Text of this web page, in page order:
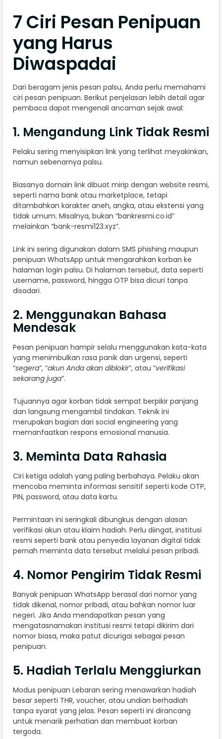
7 Ciri Pesan Penipuan
yang Harus
Diwaspadai
Dari beragam jenis pesan palsu, Anda perlu memahami
ciri pesan penipuan. Berikut penjelasan lebih detail agar
pembaca dapat mengenali ancaman sejak awal:
1. Mengandung Link Tidak Resmi
Pelaku sering menyisipkan link yang terlihat meyakinkan,
namun sebenarnya palsu.
Biasanya domain link dibuat mirip dengan website resmi,
seperti nama bank atau marketplace, tetapi
ditambahkan karakter aneh, angka, atau ekstensi yang
tidak umum. Misalnya, bukan “bankresmi.co.id”
melainkan “bank-resmi123.xyz”.
Link ini sering digunakan dalam SMS phishing maupun
penipuan WhatsApp untuk mengarahkan korban ke
halaman login palsu. Di halaman tersebut, data seperti
username, password, hingga OTP bisa dicuri tanpa
disadari.
2. Menggunakan Bahasa
Mendesak
Pesan penipuan hampir selalu menggunakan kata-kata
yang menimbulkan rasa panik dan urgensi, seperti
“segera”, “akun Anda akan diblokir”, atau “verifikasi
sekarang juga”.
Tujuannya agar korban tidak sempat berpikir panjang
dan langsung mengambil tindakan. Teknik ini
merupakan bagian dari social engineering yang
memanfaatkan respons emosional manusia.
3. Meminta Data Rahasia
Ciri ketiga adalah yang paling berbahaya. Pelaku akan
mencoba meminta informasi sensitif seperti kode OTP,
PIN, password, atau data kartu.
Permintaan ini seringkali dibungkus dengan alasan
verifikasi akun atau klaim hadiah. Perlu diingat, institusi
resmi seperti bank atau penyedia layanan digital tidak
pernah meminta data tersebut melalui pesan pribadi.
4. Nomor Pengirim Tidak Resmi
Banyak penipuan WhatsApp berasal dari nomor yang
tidak dikenal, nomor pribadi, atau bahkan nomor luar
negeri. Jika Anda mendapatkan pesan yang
mengatasnamakan institusi resmi tetapi dikirim dari
nomor biasa, maka patut dicurigai sebagai pesan
penipuan.
5. Hadiah Terlalu Menggiurkan
Modus penipuan Lebaran sering menawarkan hadiah
besar seperti THR, voucher, atau undian berhadiah
tanpa syarat yang jelas. Pesan seperti ini dirancang
untuk menarik perhatian dan membuat korban
tergoda.